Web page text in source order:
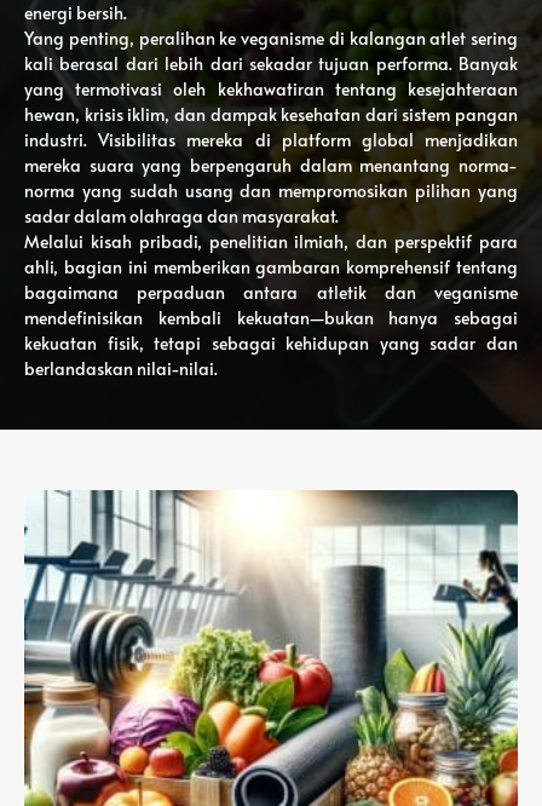
energi bersih.
Yang penting, peralihan ke veganisme di kalangan atlet sering
kali berasal dari lebih dari sekadar tujuan performa. Banyak
yang termotivasi oleh kekhawatiran tentang kesejahteraan
hewan, krisis iklim, dan dampak kesehatan dari sistem pangan
industri. Visibilitas mereka di platform global menjadikan
mereka suara yang berpengaruh dalam menantang norma-
norma yang sudah usang dan mempromosikan pilihan yang
sadar dalam olahraga dan masyarakat.
Melalui kisah pribadi, penelitian ilmiah, dan perspektif para
ahli, bagian ini memberikan gambaran komprehensif tentang
bagaimana perpaduan antara atletik dan veganisme
mendefinisikan kembali kekuatan—bukan hanya sebagai
kekuatan fisik, tetapi sebagai kehidupan yang sadar dan
berlandaskan nilai-nilai.